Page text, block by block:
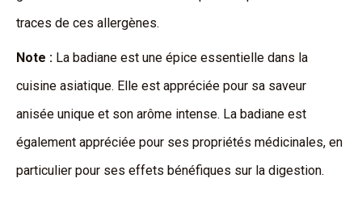
traces de ces allergènes.
Note : La badiane est une épice essentielle dans la
cuisine asiatique. Elle est appréciée pour sa saveur
anisée unique et son arôme intense. La badiane est
également appréciée pour ses propriétés médicinales, en
particulier pour ses effets bénéfiques sur la digestion.